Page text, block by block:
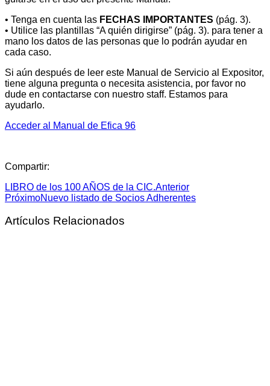
• Tenga en cuenta las FECHAS IMPORTANTES (pág. 3).
• Utilice las plantillas “A quién dirigirse” (pág. 3). para tener a
mano los datos de las personas que lo podrán ayudar en
cada caso.
Si aún después de leer este Manual de Servicio al Expositor,
tiene alguna pregunta o necesita asistencia, por favor no
dude en contactarse con nuestro staff. Estamos para
ayudarlo.
Acceder al Manual de Efica 96
Compartir:
LIBRO de los 100 AÑOS de la CIC.Anterior
PróximoNuevo listado de Socios Adherentes
Artículos Relacionados